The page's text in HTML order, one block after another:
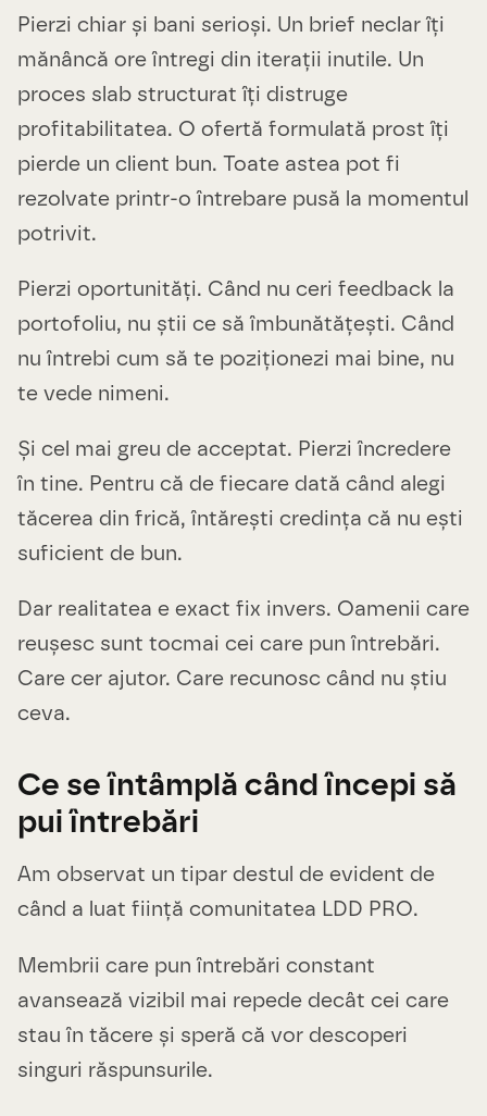
Pierzi chiar și bani serioși. Un brief neclar îți
mănâncă ore întregi din iterații inutile. Un
proces slab structurat îți distruge
profitabilitatea. O ofertă formulată prost îți
pierde un client bun. Toate astea pot fi
rezolvate printr-o întrebare pusă la momentul
potrivit.
Pierzi oportunități. Când nu ceri feedback la
portofoliu, nu știi ce să îmbunătățești. Când
nu întrebi cum să te poziționezi mai bine, nu
te vede nimeni.
Și cel mai greu de acceptat. Pierzi încredere
în tine. Pentru că de fiecare dată când alegi
tăcerea din frică, întărești credința că nu ești
suficient de bun.
Dar realitatea e exact fix invers. Oamenii care
reușesc sunt tocmai cei care pun întrebări.
Care cer ajutor. Care recunosc când nu știu
ceva.
Ce se întâmplă când începi să
pui întrebări
Am observat un tipar destul de evident de
când a luat ființă comunitatea LDD PRO.
Membrii care pun întrebări constant
avansează vizibil mai repede decât cei care
stau în tăcere și speră că vor descoperi
singuri răspunsurile.